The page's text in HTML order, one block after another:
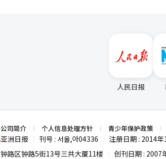
经历公职，最终成为总理候选人。这一漫长旅程的核心是工作与成果。 现在，这份
是整个韩国。不应是某一服务，而应是国民。不应是某一产业，而应
来的大门。候选人应谦逊地回答，但不应隐藏自己
人能作为总理开启AI半导体强国、物理AI强国、数
国，成为物理AI时代的引领国家。在这条道路上，总理应
韩成淑，是否已准备好与韩国的未来结婚，国会与
与谦逊，
人民日报
公司简介 个人信息处理方针 青少年保护政策
亚洲日报 刊号 : 서울,아04336 注册日期 : 2014
钟路区钟路5街13号三共大厦11楼
创刊日期 : 2007